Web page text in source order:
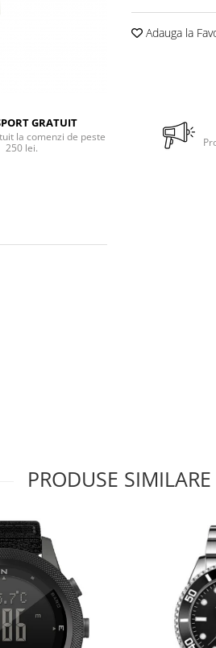
Adauga la
GRATUIT
la comenzi de peste
250 lei.
PRODUSE SIMILARE